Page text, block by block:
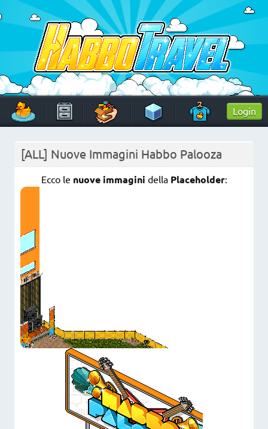
to
content
HabboTravel
Un viaggio di pixel!
Login
[ALL] Nuove Immagini Habbo Palooza
Ecco le nuove immagini della Placeholder: